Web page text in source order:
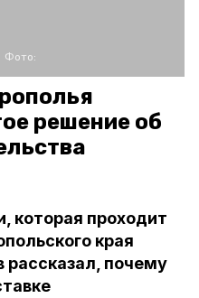
Фото:
решение об
которая проходит
края
почему